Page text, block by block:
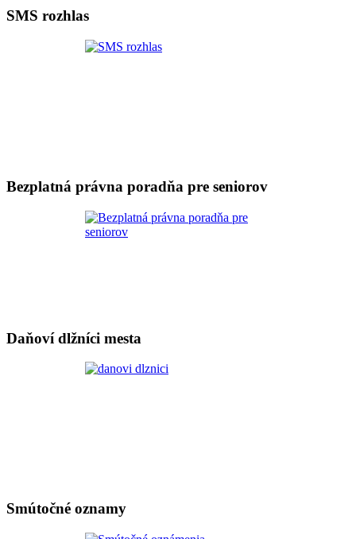
SMS rozhlas
Bezplatná právna poradňa pre seniorov
Daňoví dlžníci mesta
Smútočné oznamy